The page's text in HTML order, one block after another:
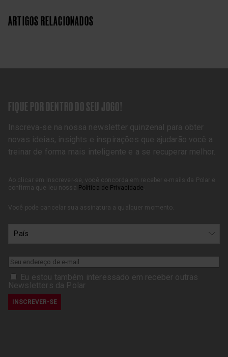
ARTIGOS RELACIONADOS
FIQUE POR DENTRO DO SEU JOGO!
Inscreva-se na nossa newsletter quinzenal para obter
novas ideias, insights e inspirações que ajudarão você a
treinar de forma mais inteligente e a se recuperar melhor.
Ao clicar em Inscrever-se, você concorda em receber e-mails da Polar e
confirma que leu nossa Política de Privacidade
Você pode cancelar sua assinatura a qualquer momento.
Eu estou também interessado em receber outras
Newsletters da Polar